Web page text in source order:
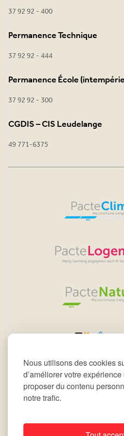
Nous utilisons des cookies
d’améliorer votre
proposer du contenu
notre trafic.
37 92 92 - 400
Permanence Technique
37 92 92 - 444
Permanence École
37 92 92 - 300
CGDIS – CIS Leudelange
49 771-6375